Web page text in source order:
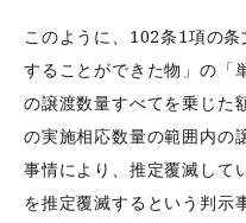
このように、102条1項の
することができた物」の「
の譲渡数量すべてを乗じた
の実施相応数量の範囲内の
事情により、推定覆滅して
を推定覆滅するという判